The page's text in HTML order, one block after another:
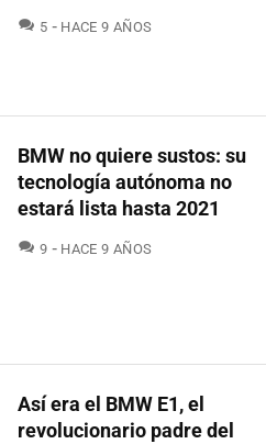
5 COMENTARIOS
HACE 9 AÑOS
BMW no quiere sustos: su
tecnología autónoma no
estará lista hasta 2021
9 COMENTARIOS
HACE 9 AÑOS
Así era el BMW E1, el
revolucionario padre del